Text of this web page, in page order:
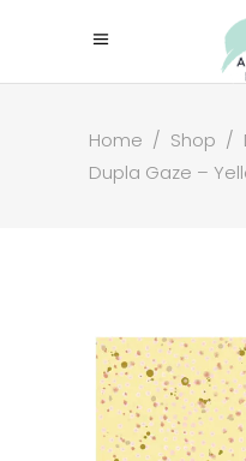
Home / Shop /
Dupla Gaze –